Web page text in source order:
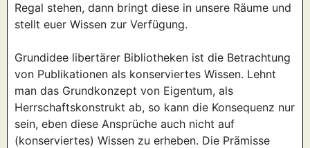
Regal stehen, dann bringt diese in unsere Räume und
stellt euer Wissen zur Verfügung.
Grundidee libertärer Bibliotheken ist die Betrachtung
von Publikationen als konserviertes Wissen. Lehnt
man das Grundkonzept von Eigentum, als
Herrschaftskonstrukt ab, so kann die Konsequenz nur
sein, eben diese Ansprüche auch nicht auf
(konserviertes) Wissen zu erheben. Die Prämisse